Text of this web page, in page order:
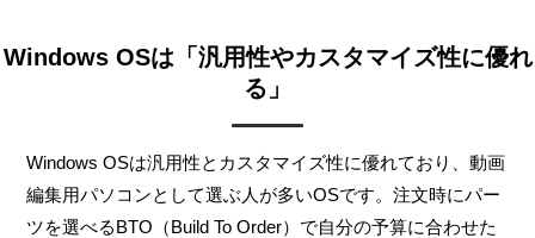
Windows OSは「汎用性やカスタマイズ性に優れ
る」
Windows OSは汎用性とカスタマイズ性に優れており、動画
編集用パソコンとして選ぶ人が多いOSです。注文時にパー
ツを選べるBTO（Build To Order）で自分の予算に合わせた